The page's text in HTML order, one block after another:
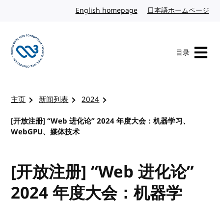
English homepage英文日本語ホームページ
目录
主页 新闻列表
2024
[开放注册] “Web 进化论” 2024 年度大会：机器学习、
WebGPU、媒体技术
[开放注册] “Web 进化论”
2024 年度大会：机器学